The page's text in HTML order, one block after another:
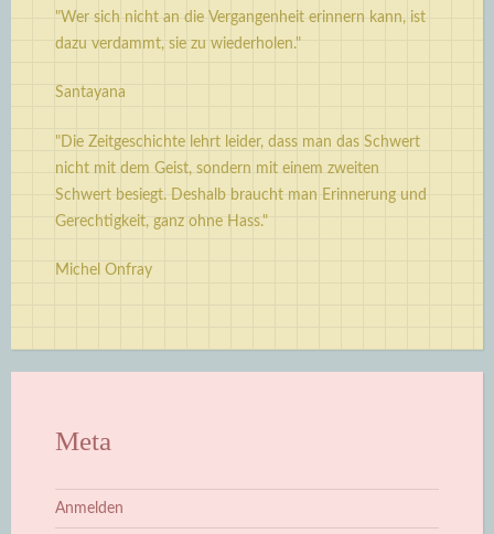
"Wer sich nicht an die Vergangenheit erinnern kann, ist
dazu verdammt, sie zu wiederholen."
Santayana
"Die Zeitgeschichte lehrt leider, dass man das Schwert
nicht mit dem Geist, sondern mit einem zweiten
Schwert besiegt. Deshalb braucht man Erinnerung und
Gerechtigkeit, ganz ohne Hass."
Michel Onfray
Meta
Anmelden